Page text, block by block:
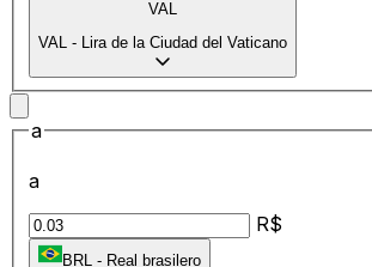
VAL
VAL - Lira de la Ciudad del Vaticano
a
a
R$
BRL - Real brasilero